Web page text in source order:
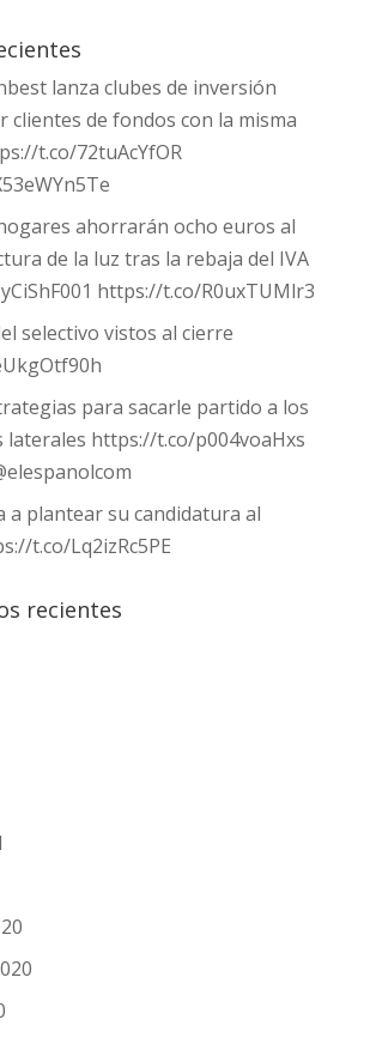
lanza clubes de inversión
clientes de fondos con la misma
t.co/72tuAcYfOR
ahorrarán ocho euros al
de la luz tras la rebaja del IVA
https://t.co/R0uxTUMlr3
selectivo vistos al cierre
para sacarle partido a los
laterales https://t.co/p004voaHxs
a plantear su candidatura al
t.co/Lq2izRc5PE
recientes